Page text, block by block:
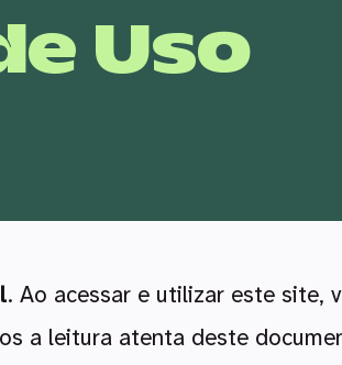
Uso
. Ao acessar e utilizar este site,
a leitura atenta deste